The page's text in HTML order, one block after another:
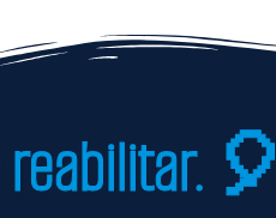
reabilitar. 🎈